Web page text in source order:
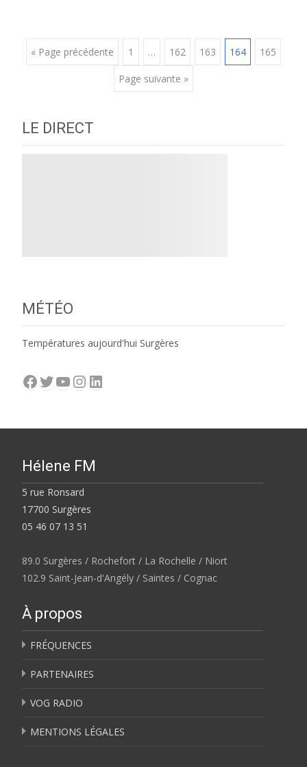
Posts
navigation
« Page précédente 1 … 162 163 164 165
Page suivante »
LE DIRECT
MÉTÉO
Températures aujourd'hui Surgères
Facebook
Twitter
YouTube
Instagram
LinkedIn
Hélene FM
5 rue Ronsard
17700 Surgères
05 46 07 13 51
89.0 Surgères / Rochefort / La Rochelle / Niort
102.9 Saint-Jean-d'Angély / Saintes / Cognac
À propos
FRÉQUENCES
PARTENAIRES
VOG RADIO
MENTIONS LÉGALES